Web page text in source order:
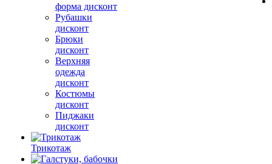
форма дисконт
Рубашки
дисконт
Брюки
дисконт
Верхняя
одежда
дисконт
Костюмы
дисконт
Пиджаки
дисконт
Трикотаж